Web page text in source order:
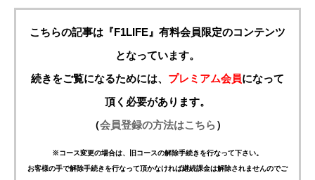
こちらの記事は『F1LIFE』有料会員限定のコンテンツ
となっています。
続きをご覧になるためには、 プレミアム会員になって
頂く必要があります。
（会員登録の方法はこちら）
※コース変更の場合は、旧コースの解除手続きを行なって下さい。
お客様の手で解除手続きを行なって頂かなければ継続課金は解除されませんのでご